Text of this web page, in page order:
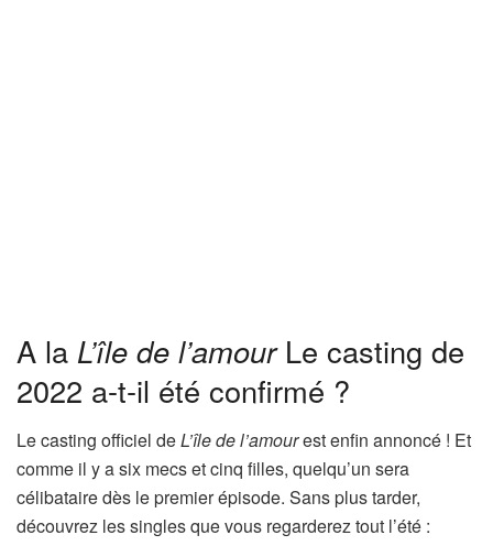
A la L’île de l’amourLe casting de
2022 a-t-il été confirmé ?
Le casting officiel deL’île de l’amourest enfin annoncé ! Et
comme il y a six mecs et cinq filles, quelqu’un sera
célibataire dès le premier épisode. Sans plus tarder,
découvrez les singles que vous regarderez tout l’été :